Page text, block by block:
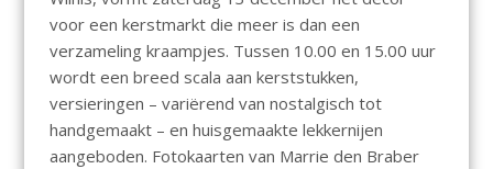
b
o
o
k
s
A
p
p
l
voor een kerstmarkt die meer is dan een
verzameling kraampjes. Tussen 10.00 en 15.00 uur
wordt een breed scala aan kerststukken,
versieringen – variërend van nostalgisch tot
handgemaakt – en huisgemaakte lekkernijen
aangeboden. Fotokaarten van Marrie den Braber